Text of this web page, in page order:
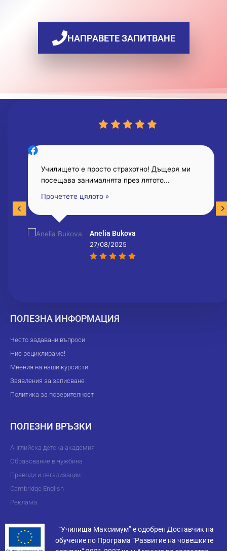
НАПРАВЕТЕ ЗАПИТВАНЕ
Anelia Bukova
27/08/2025
Училището е просто страхотно! Дъщеря ми
посещава занималнята през лятото...
Прочетете цялото »
ПОЛЕЗНА ИНФОРМАЦИЯ
Често задавани въпроси
Ние рециклираме!
Мнения на наши курсисти
Заявления за записване
Политика за поверителност
ПОЛЕЗНИ ВРЪЗКИ
Английска детска академия
Образование в чужбина
Преводи и легализации
Cambridge English
Реклама
“Училища Максимум” е одобрен Доставчик на
обучение по Програма “Развитие на човешките